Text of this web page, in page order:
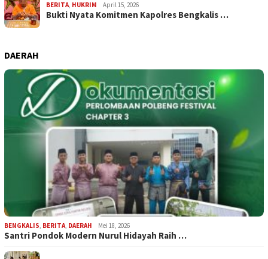
BERITA, HUKRIM April 15, 2026
Bukti Nyata Komitmen Kapolres Bengkalis …
DAERAH
BENGKALIS, BERITA, DAERAH Mei 18, 2026
Santri Pondok Modern Nurul Hidayah Raih …